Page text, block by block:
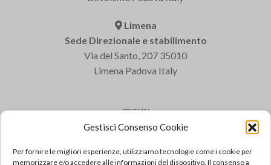
Gestisci Consenso Cookie
Per fornire le migliori esperienze, utilizziamo tecnologie come i cookie per
memorizzare e/o accedere alle informazioni del dispositivo. Il consenso a
Limena
Sede Direzionale e stabilimento
Via del Santo, 207 35010
Limena Padova Italy
CONTATTI
Varem S.p.a.
Tel: +39 049 8840322